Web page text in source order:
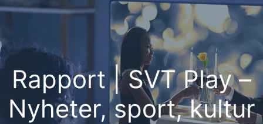
Rapport | SVT Play –
Nyheter, sport, kultur